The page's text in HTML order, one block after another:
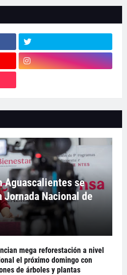
Aguascalientes se
Jornada Nacional de
mega reforestación a nivel
el próximo domingo con
de árboles y plantas